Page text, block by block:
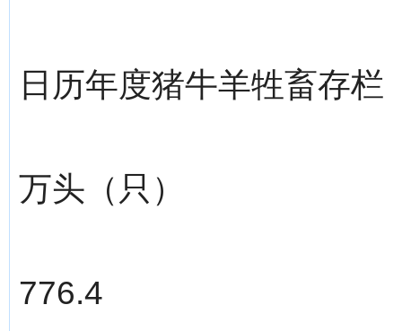
日历年度猪牛羊牲畜存栏
万头（只）
776.4